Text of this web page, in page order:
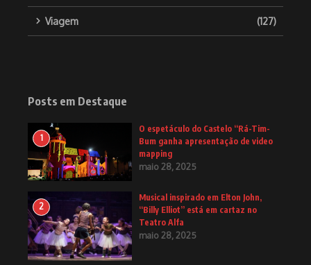
Viagem (127)
Posts em Destaque
1
O espetáculo do Castelo “Rá-Tim-
Bum ganha apresentação de video
mapping
maio 28, 2025
2
Musical inspirado em Elton John,
“Billy Elliot” está em cartaz no
Teatro Alfa
maio 28, 2025